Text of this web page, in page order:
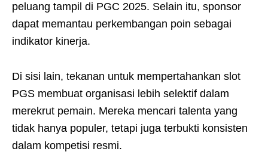
peluang tampil di PGC 2025. Selain itu, sponsor
dapat memantau perkembangan poin sebagai
indikator kinerja.
Di sisi lain, tekanan untuk mempertahankan slot
PGS membuat organisasi lebih selektif dalam
merekrut pemain. Mereka mencari talenta yang
tidak hanya populer, tetapi juga terbukti konsisten
dalam kompetisi resmi.